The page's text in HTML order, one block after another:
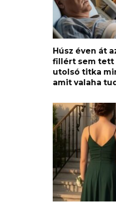
Húsz éven át
fillért sem tett
utolsó titka
amit valaha